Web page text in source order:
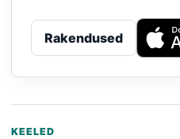
Rakendused
KEELED